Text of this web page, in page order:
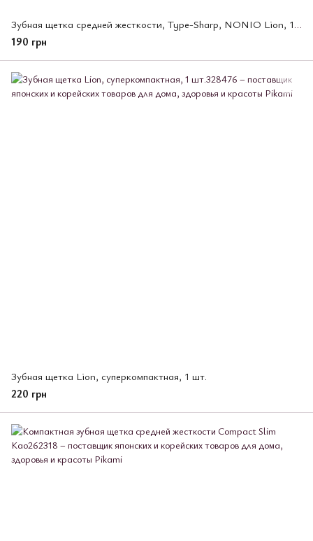
Зубная щетка средней жесткости, Type-Sharp, NONIO Lion, 1 шт (293170)
190 грн
Зубная щетка Lion, суперкомпактная, 1 шт.
220 грн